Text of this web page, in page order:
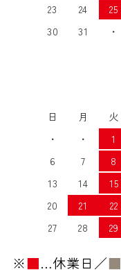
23
24 25
30
31 ・
日 月 火
・
・ 1
6
7 8
13
14 15
20
21 22
27
28 29
※■…休業日／■